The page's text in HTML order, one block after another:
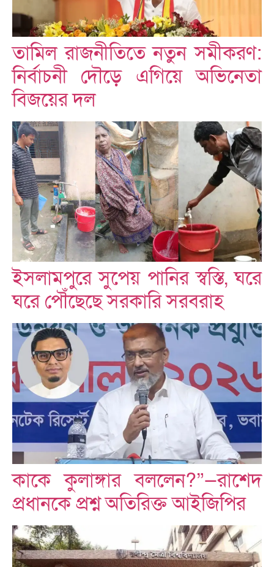
তামিল রাজনীতিতে নতুন সমীকরণ:
নির্বাচনী দৌড়ে এগিয়ে অভিনেতা
বিজয়ের দল
ইসলামপুরে সুপেয় পানির স্বস্তি, ঘরে
ঘরে পৌঁছেছে সরকারি সরবরাহ
কাকে কুলাঙ্গার বললেন?”—রাশেদ
প্রধানকে প্রশ্ন অতিরিক্ত আইজিপির